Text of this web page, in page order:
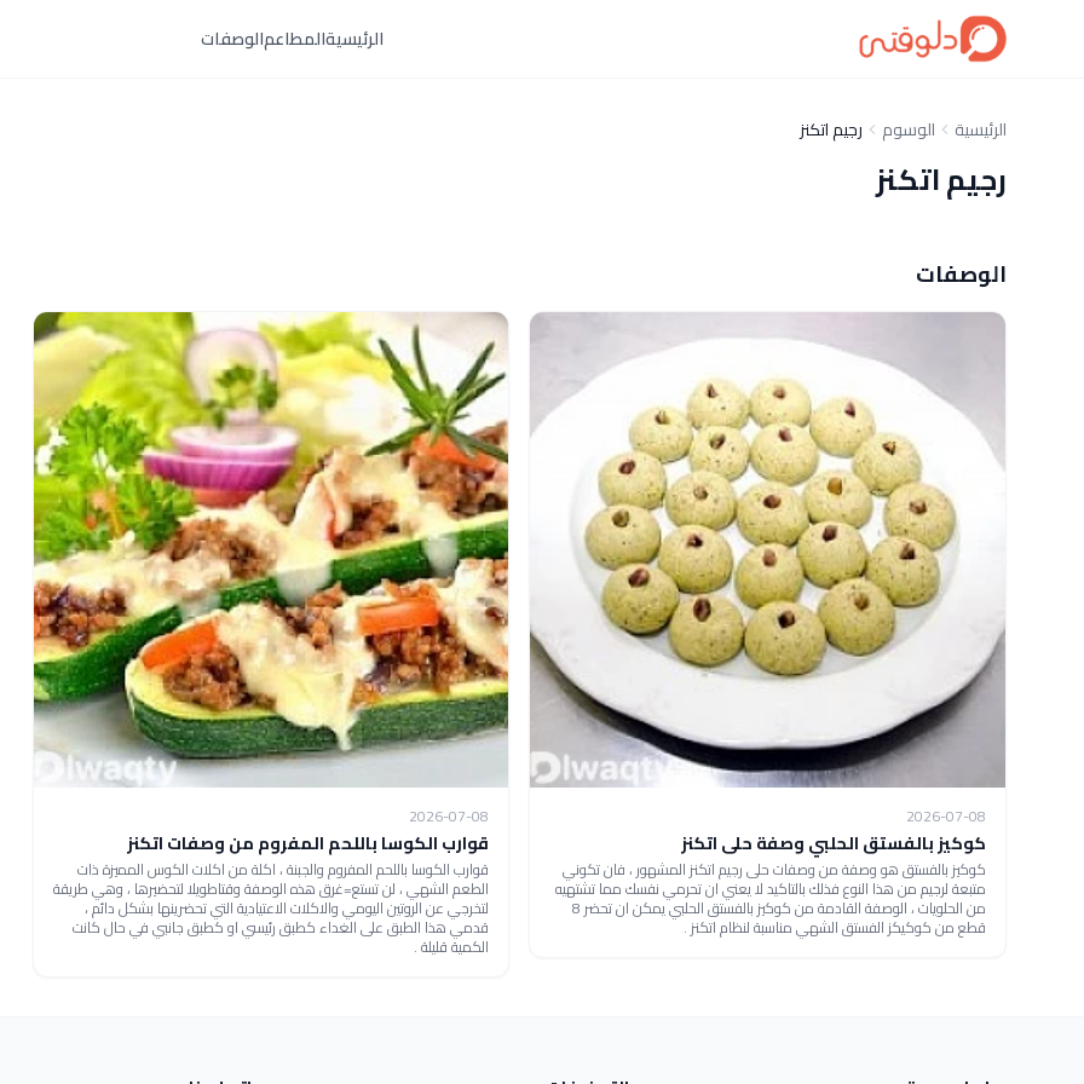
الرئيسيةالمطاعمالوصفات
الرئيسية الوسوم رجيم اتكنز
رجيم اتكنز
الوصفات
2026-07-08
كوكيز بالفستق الحلبي وصفة حلى اتكنز
كوكيز بالفستق هو وصفة من وصفات حلى رجيم اتكنز المشهور ، فان تكوني
متبعة لرجيم من هذا النوع فذلك بالتاكيد لا يعني ان تحرمي نفسك مما تشتهيه
من الحلويات ، الوصفة القادمة من كوكيز بالفستق الحلبي يمكن ان تحضر 8
قطع من كوكيكز الفستق الشهي مناسبة لنظام اتكنز .
2026-07-08
قوارب الكوسا باللحم المفروم من وصفات اتكنز
قوارب الكوسا باللحم المفروم والجبنة ، اكلة من اكلات الكوس المميزة ذات
الطعم الشهي ، لن تستع=غرق هذه الوصفة وقتاطويلا لتحضيرها ، وهي طريقة
لتخرجي عن الروتين اليومي والاكلات الاعتيادية التي تحضرينها بشكل دائم ،
قدمي هذا الطبق على الغداء كطبق رئيسي او كطبق جانبي في حال كانت
الكمية قليلة .